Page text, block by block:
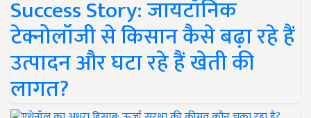
Success Story: जायटॉनिक
टेक्नोलॉजी से किसान कैसे बढ़ा रहे हैं
उत्पादन और घटा रहे हैं खेती की
लागत?